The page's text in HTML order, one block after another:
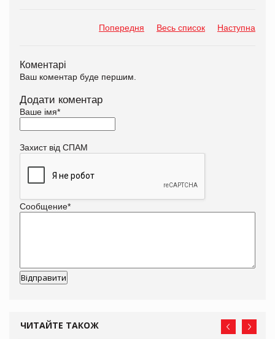
Попередня Весь список Наступна
Коментарі
Ваш коментар буде першим.
Додати коментар
Ваше імя*
Захист від СПАМ
Сообщение*
ЧИТАЙТЕ ТАКОЖ